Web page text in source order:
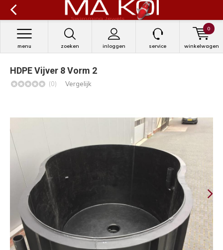
zoeken inloggen
menu service winkelwagen
0
HDPE Vijver 8 Vorm 2
(0) Vergelijk